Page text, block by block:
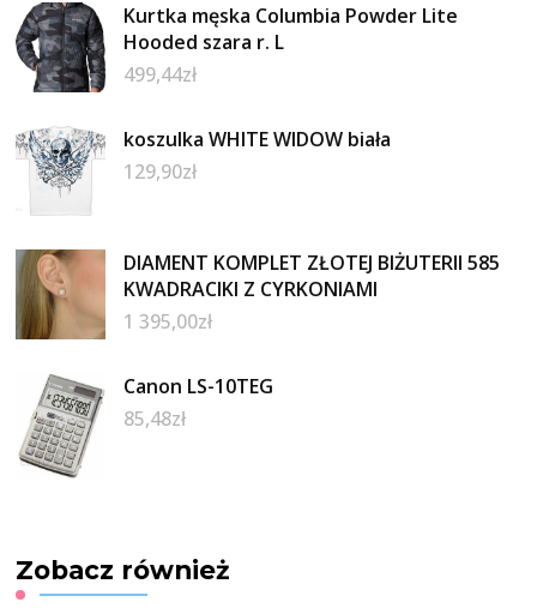
Kurtka męska Columbia Powder Lite
Hooded szara r. L
499,44zł
koszulka WHITE WIDOW biała
129,90zł
DIAMENT KOMPLET ZŁOTEJ BIŻUTERII 585
KWADRACIKI Z CYRKONIAMI
1 395,00zł
Canon LS-10TEG
85,48zł
Zobacz również